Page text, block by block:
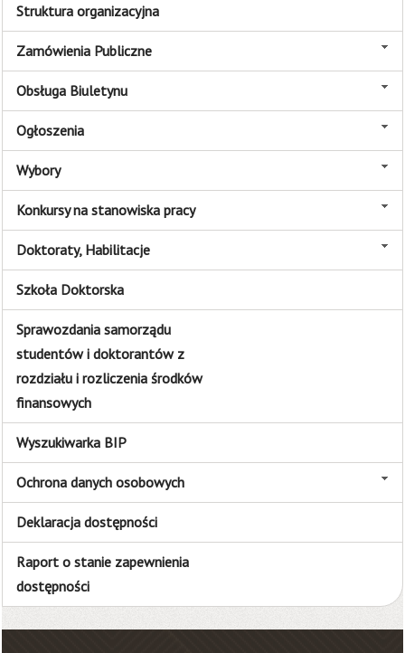
Struktura organizacyjna
Zamówienia Publiczne
Obsługa Biuletynu
Ogłoszenia
Wybory
Konkursy na stanowiska pracy
Doktoraty, Habilitacje
Szkoła Doktorska
Sprawozdania samorządu
studentów i doktorantów z
rozdziału i rozliczenia środków
finansowych
Wyszukiwarka BIP
Ochrona danych osobowych
Deklaracja dostępności
Raport o stanie zapewnienia
dostępności